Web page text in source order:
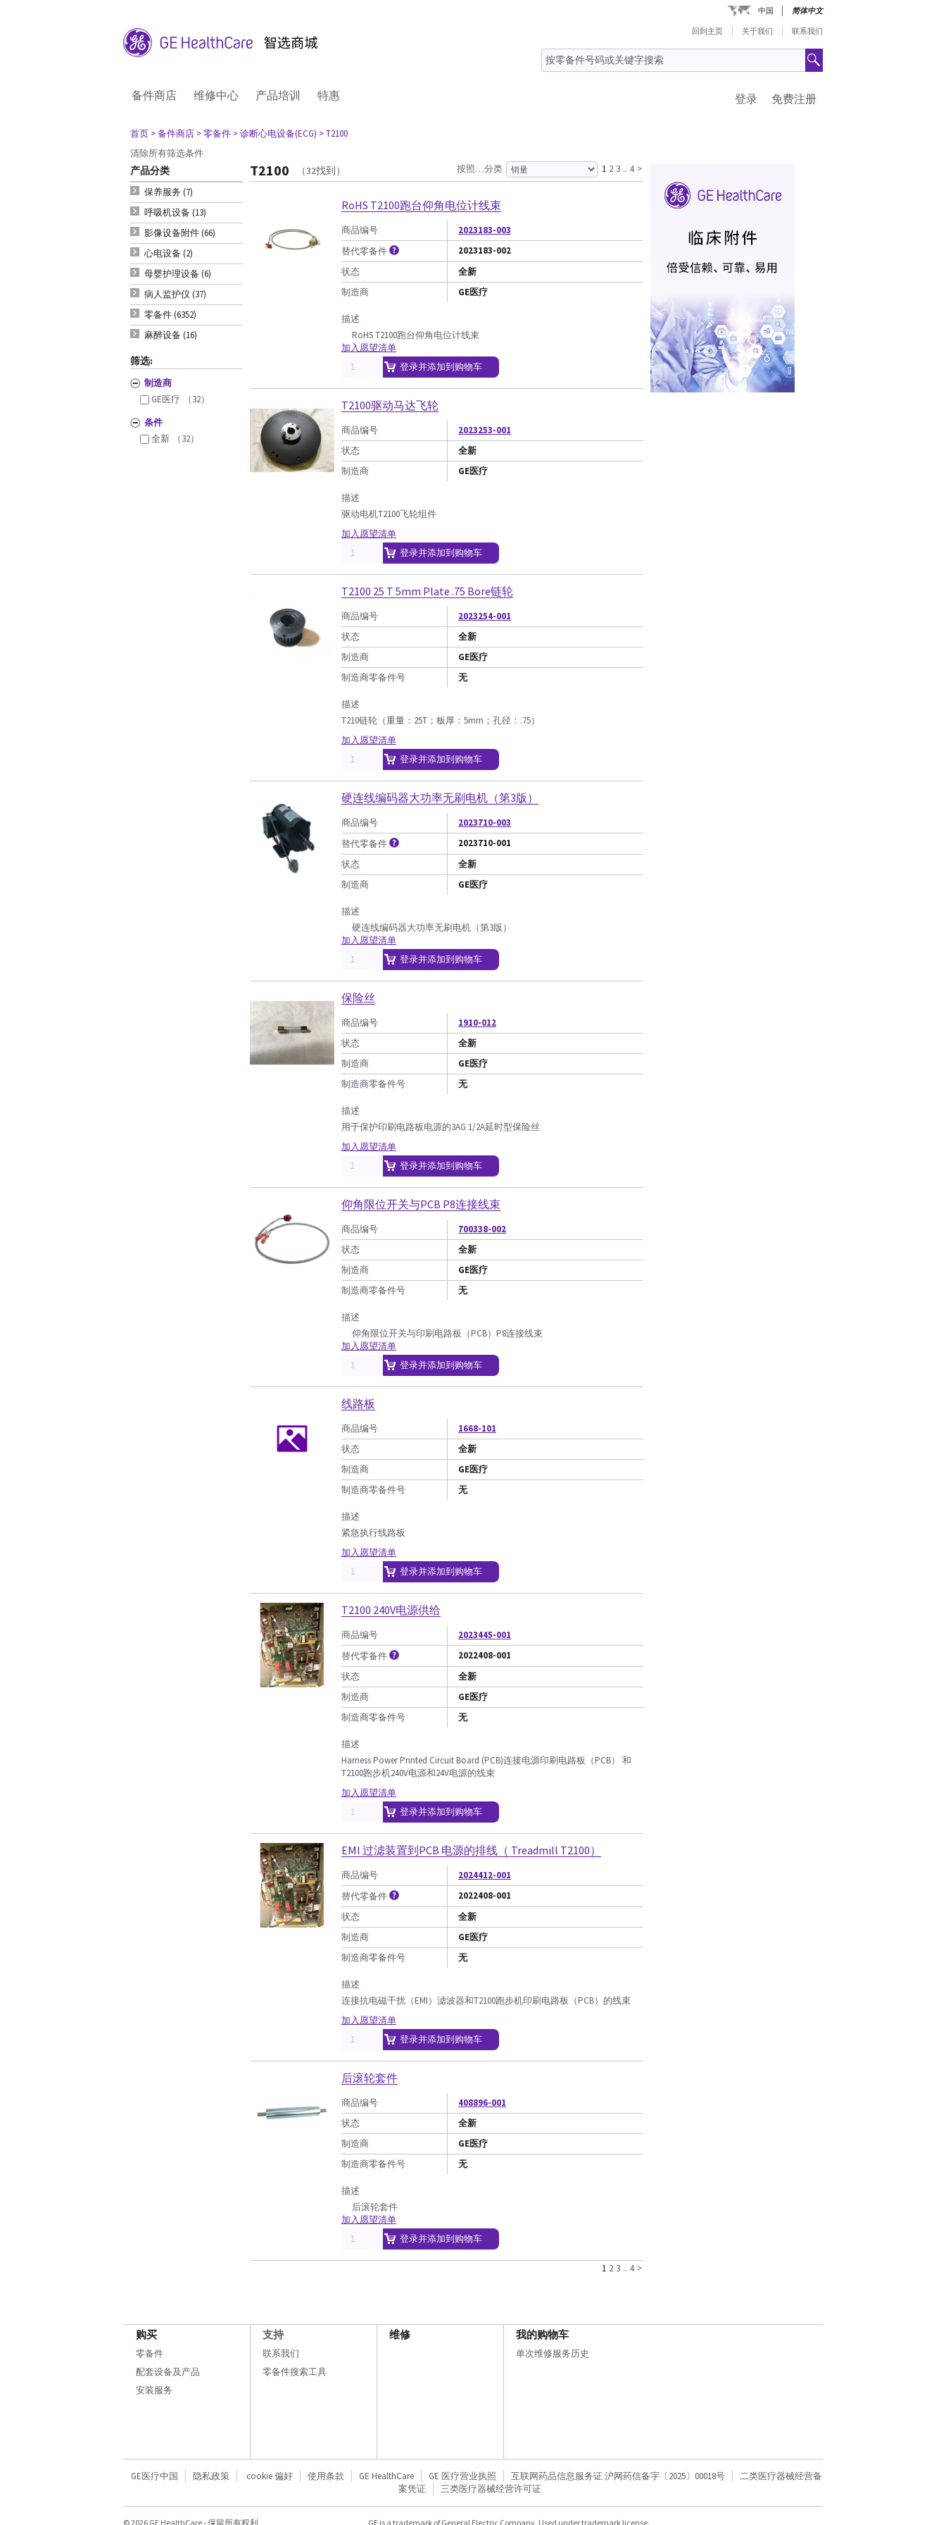
中国 简体中文
回到主页 关于我们 联系我们
备件商店 维修中心 产品培训 特惠 免费注册
登录
首页 > 备件商店 > 零备件 > 诊断心电设备(ECG) > T2100
清除所有筛选条件
产品分类
保养服务 (7)
呼吸机设备 (13)
影像设备附件 (66)
心电设备 (2)
母婴护理设备 (6)
病人监护仪 (37)
零备件 (6352)
麻醉设备 (16)
筛选:
制造商
GE医疗
（32）
条件
全新
（32）
T2100 （32找到） 按照…分类 1 2 3 .. 4 >
RoHS T2100跑台仰角电位计线束
商品编号
2023183-003
替代零备件
2023183-002
状态
全新
制造商
GE医疗
描述
RoHS T2100跑台仰角电位计线束
加入愿望清单
登录并添加到购物车
T2100驱动马达飞轮
商品编号
2023253-001
状态
全新
制造商
GE医疗
描述
驱动电机T2100飞轮组件
加入愿望清单
登录并添加到购物车
T2100 25 T 5mm Plate .75 Bore链轮
商品编号
2023254-001
状态
全新
制造商
GE医疗
制造商零备件号
无
描述
T210链轮（重量：25T；板厚：5mm；孔径：.75）
加入愿望清单
登录并添加到购物车
硬连线编码器大功率无刷电机（第3版）
商品编号
2023710-003
替代零备件
2023710-001
状态
全新
制造商
GE医疗
描述
硬连线编码器大功率无刷电机（第3版）
加入愿望清单
登录并添加到购物车
保险丝
商品编号
1910-012
状态
全新
制造商
GE医疗
制造商零备件号
无
描述
用于保护印刷电路板电源的3AG 1/2A延时型保险丝
加入愿望清单
登录并添加到购物车
仰角限位开关与PCB P8连接线束
商品编号
700338-002
状态
全新
制造商
GE医疗
制造商零备件号
无
描述
仰角限位开关与印刷电路板（PCB）P8连接线束
加入愿望清单
登录并添加到购物车
线路板
商品编号
1668-101
状态
全新
制造商
GE医疗
制造商零备件号
无
描述
紧急执行线路板
加入愿望清单
登录并添加到购物车
T2100 240V电源供给
商品编号
2023445-001
替代零备件
2022408-001
状态
全新
制造商
GE医疗
制造商零备件号
无
描述
Harness Power Printed Circuit Board (PCB)连接电源印刷电路板（PCB） 和
T2100跑步机240V电源和24V电源的线束
加入愿望清单
登录并添加到购物车
EMI 过滤装置到PCB 电源的排线（ Treadmill T2100）
商品编号
2024412-001
替代零备件
2022408-001
状态
全新
制造商
GE医疗
制造商零备件号
无
描述
连接抗电磁干扰（EMI）滤波器和T2100跑步机印刷电路板（PCB）的线束
加入愿望清单
登录并添加到购物车
后滚轮套件
商品编号
408896-001
状态
全新
制造商
GE医疗
制造商零备件号
无
描述
后滚轮套件
加入愿望清单
登录并添加到购物车
1 2 3 .. 4 >
购买
零备件
配套设备及产品
安装服务
支持
联系我们
零备件搜索工具
维修 我的购物车
单次维修服务历史
GE医疗中国 隐私政策 cookie 偏好 使用条款 GE HealthCare GE 医疗营业执照 互联网药品信息服务证 沪网药信备字〔2025〕00018号
二类医疗器械经营备
案凭证
三类医疗器械经营许可证
© 2026 GE HealthCare - 保留所有权利 GE is a trademark of General Electric Company. Used under trademark license.